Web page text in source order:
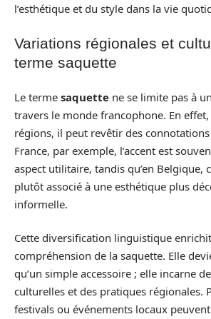
l’esthétique et du style dans la vie
Variations régionales et
terme saquette
Le terme saquette ne se limite pas à
travers le monde francophone. En
régions, il peut revêtir des
France, par exemple, l’accent est
aspect utilitaire, tandis qu’en Belgique,
plutôt associé à une esthétique plus
informelle.
Cette diversification linguistique
compréhension de la saquette. Elle
qu’un simple accessoire ; elle incarne
culturelles et des pratiques régionales.
festivals ou événements locaux